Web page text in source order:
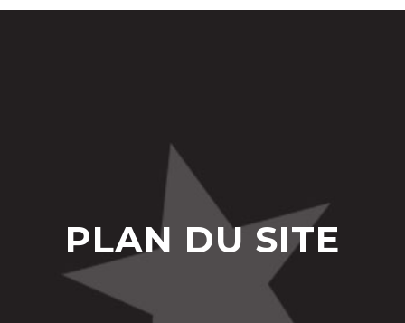
PLAN DU SITE